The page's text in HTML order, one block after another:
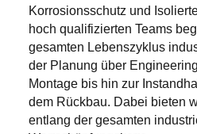
Korrosionsschutz und
hoch qualifizierten Teams
gesamten Lebenszyklus
der Planung über
Montage bis hin zur
dem Rückbau. Dabei bieten
entlang der gesamten